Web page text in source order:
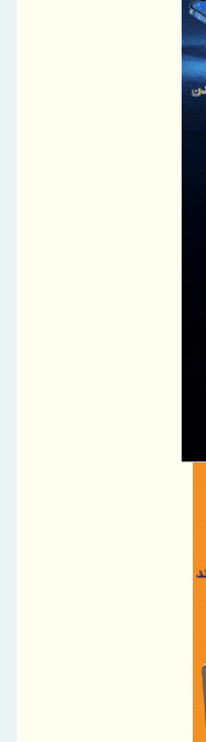
انسانی بومی در آزمون
هوشمند» در منطقه
و مردم
بیمه رازی به شرکت هواپیمایی
های بیمه های مسئولیت
بیمه البرز با رؤسای تشکل